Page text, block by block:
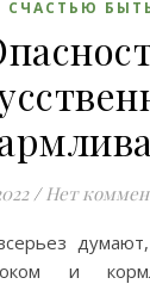
СЧАСТЬЮ
/ Нет
и